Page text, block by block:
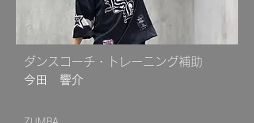
​ダンスコーチ・トレーニング補助
​今田 響介